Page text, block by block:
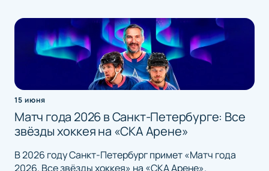
15 июня
Матч года 2026 в Санкт-Петербурге: Все
звёзды хоккея на «СКА Арене»
В 2026 году Санкт-Петербург примет «Матч года
2026. Все звёзды хоккея» на «СКА Арене».